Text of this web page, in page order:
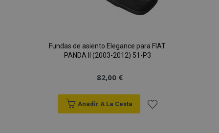
Fundas de asiento Elegance para FIAT
PANDA II (2003-2012) 51-P3
82,00 €
Anadir A La Cesta